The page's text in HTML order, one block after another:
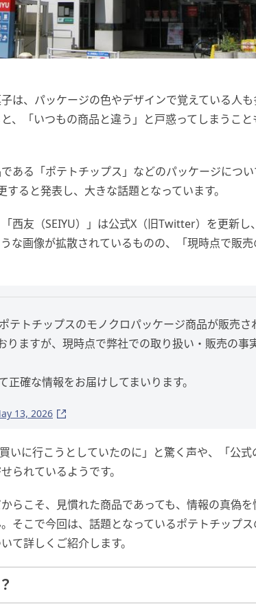
は、パッケージの色やデザインで覚えている人も
、「いつもの商品と違う」と戸惑ってしまうこ
ある「ポテトチップス」などのパッケージにつ
すると発表し、大きな話題となっています。
西友（SEIYU）」は公式X（旧Twitter）を更新し
な画像が拡散されているものの、「現時点で販売
テトチップスのモノクロパッケージ商品が販売さ
りますが、現時点で弊社での取り扱い・販売の事
確な情報をお届けしてまいります。
13, 2026
いに行こうとしていたのに」と驚く声や、「公式
られているようです。
らこそ、見慣れた商品であっても、情報の真偽を
そこで今回は、話題となっているポテトチップ
て詳しくご紹介します。